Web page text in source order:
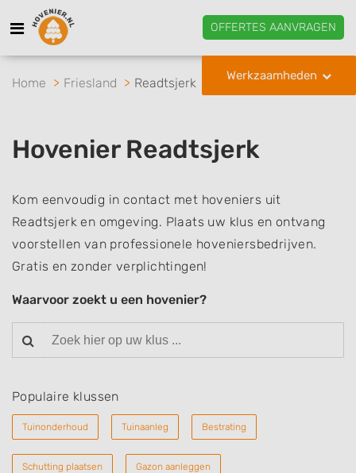
OFFERTES AANVRAGEN
Werkzaamheden
Home Friesland Readtsjerk
Hovenier Readtsjerk
Kom eenvoudig in contact met hoveniers uit
Readtsjerk en omgeving. Plaats uw klus en ontvang
voorstellen van professionele hoveniersbedrijven.
Gratis en zonder verplichtingen!
Waarvoor zoekt u een hovenier?
Populaire klussen
Tuinonderhoud Tuinaanleg Bestrating
Schutting plaatsen Gazon aanleggen